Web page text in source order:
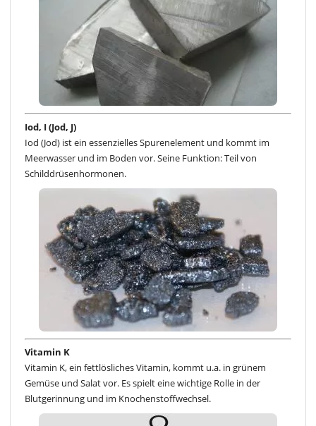
Iod, I (Jod, J)
Iod (Jod) ist ein essenzielles Spurenelement und kommt im
Meerwasser und im Boden vor. Seine Funktion: Teil von
Schilddrüsenhormonen.
Vitamin K
Vitamin K, ein fettlösliches Vitamin, kommt u.a. in grünem
Gemüse und Salat vor. Es spielt eine wichtige Rolle in der
Blutgerinnung und im Knochenstoffwechsel.